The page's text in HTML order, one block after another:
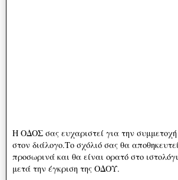
Η ΟΔΟΣ σας ευχαριστεί για την
στον διάλογο.Το σχόλιό σας θα αποθηκευτεί
προσωρινά και θα είναι ορατό στο
μετά την έγκριση της ΟΔΟΥ.